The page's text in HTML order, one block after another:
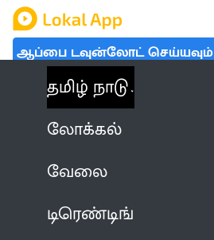
ஆப்பை டவுன்லோட் செய்யவும்
தமிழ் நாடு
லோக்கல்
வேலை
டிரெண்டிங்